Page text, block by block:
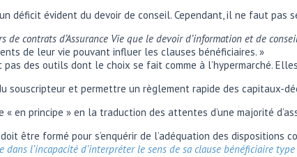
déficit évident du devoir de conseil. Cependant, il ne faut pas
de contrats d’Assurance Vie que le devoir d’information et de
de leur vie pouvant influer les clauses bénéficiaires. »
des outils dont le choix se fait comme à l’hypermarché.
souscripteur et permettre un règlement rapide des capitaux-
« en principe » en la traduction des attentes d’une majorité
être formé pour s’enquérir de l’adéquation des
dans l’incapacité d’interpréter le sens de sa clause bénéficiaire type